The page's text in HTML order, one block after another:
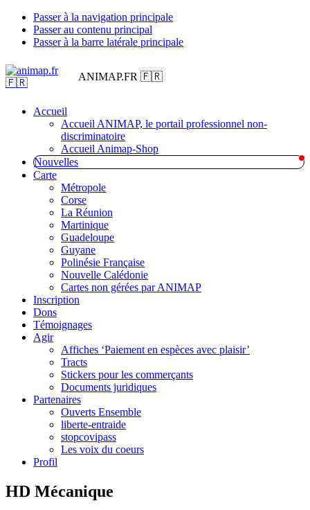
Passer à la navigation principale
Passer au contenu principal
Passer à la barre latérale principale
ANIMAP.FR 🇫🇷
Accueil
Accueil ANIMAP, le portail professionnel non-
discriminatoire
Accueil Animap-Shop
Nouvelles
Carte
Métropole
Corse
La Réunion
Martinique
Guadeloupe
Guyane
Polinésie Française
Nouvelle Calédonie
Cartes non gérées par ANIMAP
Inscription
Dons
Témoignages
Agir
Affiches ‘Paiement en espèces avec plaisir’
Tracts
Stickers pour les commerçants
Documents juridiques
Partenaires
Ouverts Ensemble
liberte-entraide
stopcovipass
Les voix du coeurs
Profil
HD Mécanique